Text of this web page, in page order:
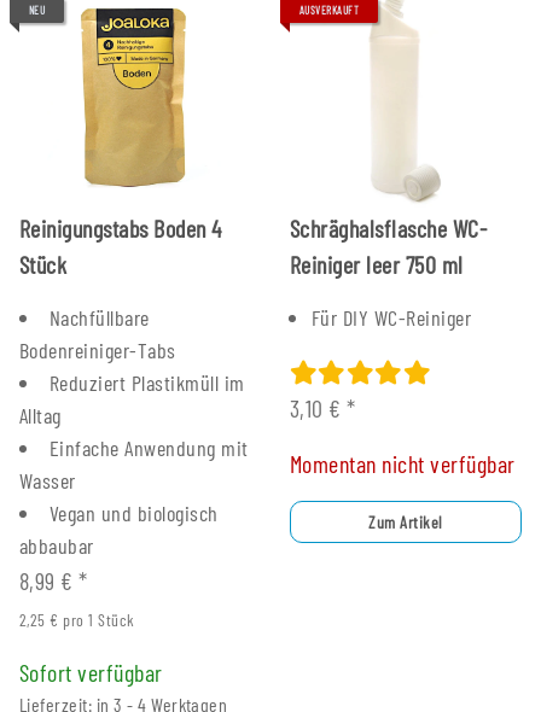
NEU
Reinigungstabs Boden 4
Stück
Nachfüllbare
Bodenreiniger-Tabs
Reduziert Plastikmüll im
Alltag
Einfache Anwendung mit
Wasser
Vegan und biologisch
abbaubar
8,99 €*
2,25 € pro 1 Stück
Sofort verfügbar
Lieferzeit: in 3 - 4 Werktagen
AUSVERKAUFT
Schräghalsflasche WC-
Reiniger leer 750 ml
Für DIY WC-Reiniger
3,10 €*
Momentan nicht verfügbar
Zum Artikel